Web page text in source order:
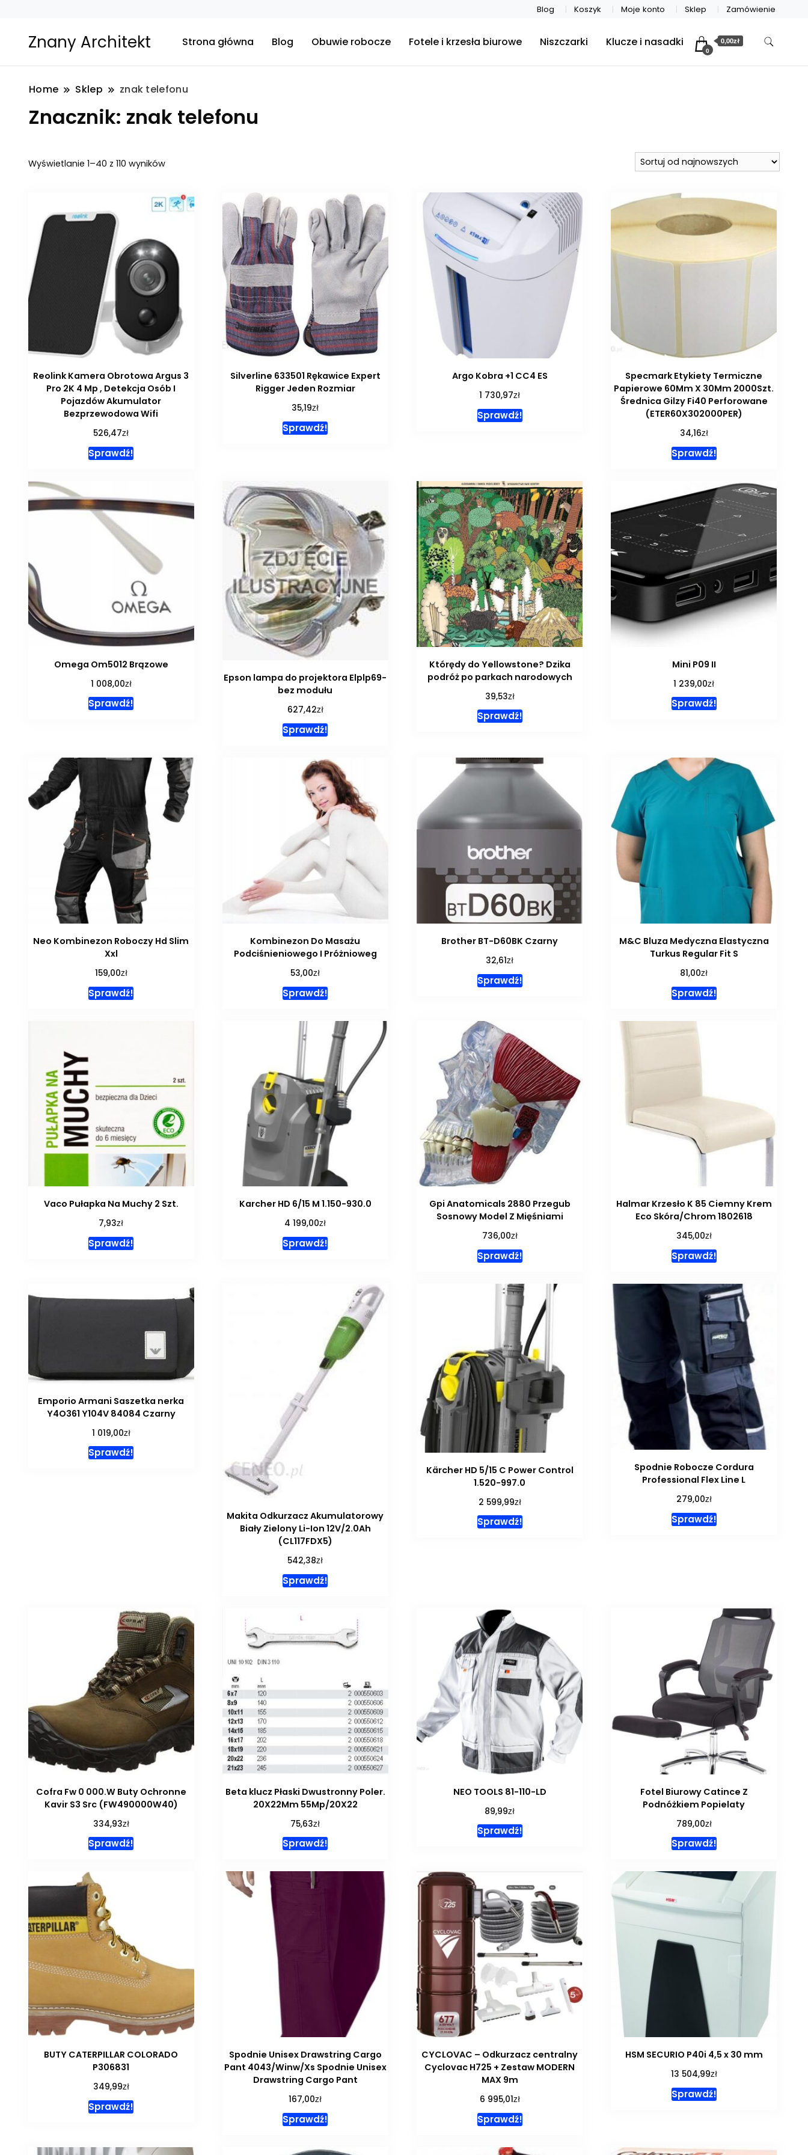
Blog Koszyk Moje konto Sklep Zamówienie
Znany Architekt Strona główna Blog Obuwie robocze Fotele i krzesła biurowe Niszczarki Klucze i nasadki
0
0,00zł
Home Sklep znak telefonu
Znacznik: znak telefonu
Wyświetlanie 1–40 z 110 wynikówPosortowane
najnowszych
Reolink Kamera Obrotowa Argus 3
Pro 2K 4 Mp , Detekcja Osób I
Pojazdów Akumulator
Bezprzewodowa Wifi
526,47zł
Sprawdź!
Silverline 633501 Rękawice Expert
Rigger Jeden Rozmiar
35,19zł
Sprawdź!
Argo Kobra +1 CC4 ES
1 730,97zł
Sprawdź!
Specmark Etykiety Termiczne
Papierowe 60Mm X 30Mm 2000Szt.
Średnica Gilzy Fi40 Perforowane
(ETER60X302000PER)
34,16zł
Sprawdź!
Omega Om5012 Brązowe
1 008,00zł
Sprawdź!
Epson lampa do projektora Elplp69-
bez modułu
627,42zł
Sprawdź!
Którędy do Yellowstone? Dzika
podróż po parkach narodowych
39,53zł
Sprawdź!
Mini P09 II
1 239,00zł
Sprawdź!
Neo Kombinezon Roboczy Hd Slim
Xxl
159,00zł
Sprawdź!
Kombinezon Do Masażu
Podciśnieniowego I Próżnioweg
53,00zł
Sprawdź!
Brother BT-D60BK Czarny
32,61zł
Sprawdź!
M&C Bluza Medyczna Elastyczna
Turkus Regular Fit S
81,00zł
Sprawdź!
Vaco Pułapka Na Muchy 2 Szt.
7,93zł
Sprawdź!
Karcher HD 6/15 M 1.150-930.0
4 199,00zł
Sprawdź!
Gpi Anatomicals 2880 Przegub
Sosnowy Model Z Mięśniami
736,00zł
Sprawdź!
Halmar Krzesło K 85 Ciemny Krem
Eco Skóra/Chrom 1802618
345,00zł
Sprawdź!
Emporio Armani Saszetka nerka
Y4O361 Y104V 84084 Czarny
1 019,00zł
Sprawdź!
Makita Odkurzacz Akumulatorowy
Biały Zielony Li-Ion 12V/2.0Ah
(CL117FDX5)
542,38zł
Sprawdź!
Kärcher HD 5/15 C Power Control
1.520-997.0
2 599,99zł
Sprawdź!
Spodnie Robocze Cordura
Professional Flex Line L
279,00zł
Sprawdź!
Cofra Fw 0 000.W Buty Ochronne
Kavir S3 Src (FW490000W40)
334,93zł
Sprawdź!
Beta klucz Płaski Dwustronny Poler.
20X22Mm 55Mp/20X22
75,63zł
Sprawdź!
NEO TOOLS 81-110-LD
89,99zł
Sprawdź!
Fotel Biurowy Catince Z
Podnóżkiem Popielaty
789,00zł
Sprawdź!
BUTY CATERPILLAR COLORADO
P306831
349,99zł
Sprawdź!
Spodnie Unisex Drawstring Cargo
Pant 4043/Winw/Xs Spodnie Unisex
Drawstring Cargo Pant
167,00zł
Sprawdź!
CYCLOVAC – Odkurzacz centralny
Cyclovac H725 + Zestaw MODERN
MAX 9m
6 995,01zł
Sprawdź!
HSM SECURIO P40i 4,5 x 30 mm
13 504,99zł
Sprawdź!